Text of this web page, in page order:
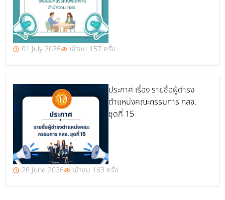
01 July 2026 เข้าชม 157 ครั้ง
ประกาศ เรื่อง รายชื่อผู้ดำรง
ตำแหน่งคณะกรรมการ กสจ.
ชุดที่ 15
26 June 2026 เข้าชม 163 ครั้ง